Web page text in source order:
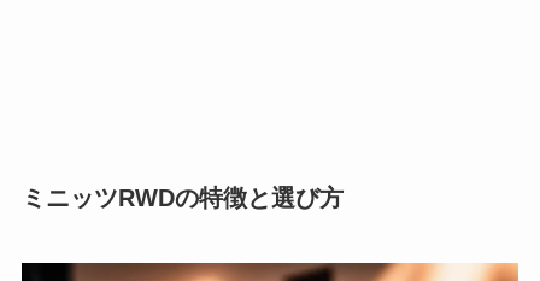
ミニッツRWDの特徴と選び方